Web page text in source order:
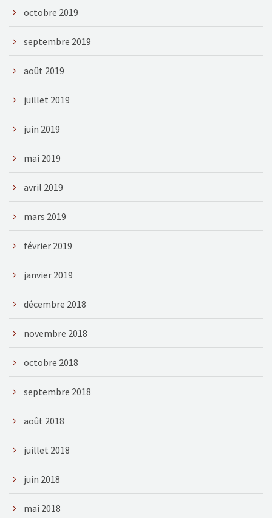
octobre 2019
septembre 2019
août 2019
juillet 2019
juin 2019
mai 2019
avril 2019
mars 2019
février 2019
janvier 2019
décembre 2018
novembre 2018
octobre 2018
septembre 2018
août 2018
juillet 2018
juin 2018
mai 2018